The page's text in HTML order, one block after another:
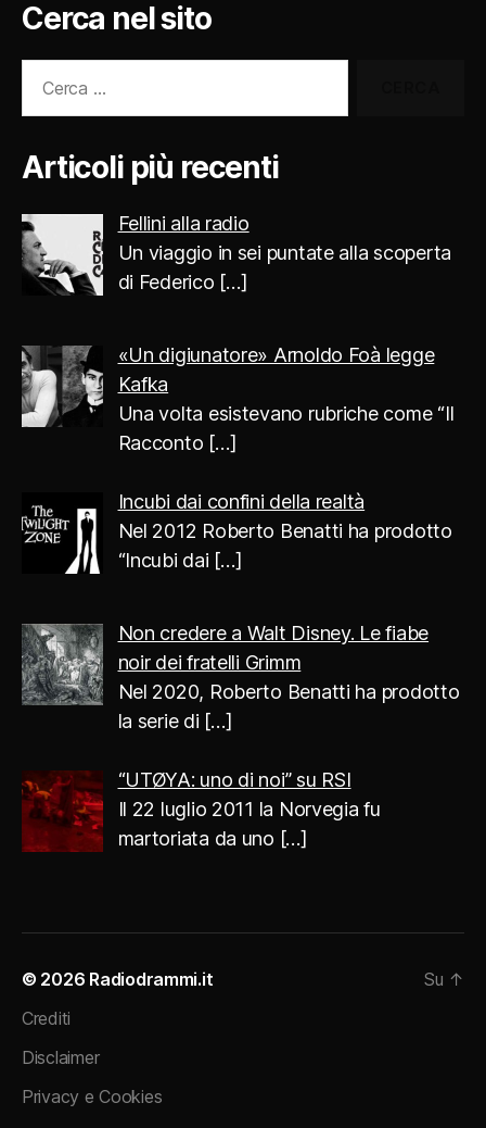
Cerca nel sito
Articoli più recenti
Fellini alla radio
Un viaggio in sei puntate alla scoperta
di Federico […]
«Un digiunatore» Arnoldo Foà legge
Kafka
Una volta esistevano rubriche come “Il
Racconto […]
Incubi dai confini della realtà
Nel 2012 Roberto Benatti ha prodotto
“Incubi dai […]
Non credere a Walt Disney. Le fiabe
noir dei fratelli Grimm
Nel 2020, Roberto Benatti ha prodotto
la serie di […]
“UTØYA: uno di noi” su RSI
Il 22 luglio 2011 la Norvegia fu
martoriata da uno […]
© 2026 Radiodrammi.it
Crediti
Disclaimer
Privacy e Cookies
Su ↑